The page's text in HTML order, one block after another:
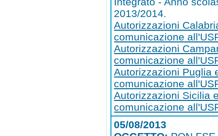
2013/2014.
Autorizzazioni
comunicazione
Autorizzazioni
comunicazione
Autorizzazioni Puglia
comunicazione
Autorizzazioni Sicilia
comunicazione
05/08/2013